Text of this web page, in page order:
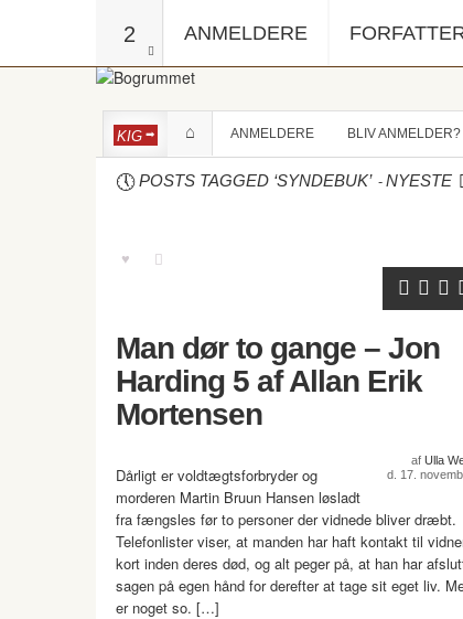
2 ANMELDERE
KIG ANMELDERE BLIV ANMELDER?
POSTS TAGGED ‘SYNDEBUK’ -NYESTE
Man dør to gange – Jon
Harding 5 af Allan Erik
Mortensen
af Ulla
d. 17.
Dårligt er voldtægtsforbryder og
morderen Martin Bruun Hansen løsladt
fra fængsles før to personer der vidnede bliver dræbt.
Telefonlister viser, at manden har haft kontakt til
kort inden deres død, og alt peger på, at han har
sagen på egen hånd for derefter at tage sit eget liv.
er noget so. […]